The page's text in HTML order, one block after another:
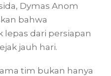
Dymas Anom
bahwa
dari persiapan
jauh hari.
tim bukan hanya